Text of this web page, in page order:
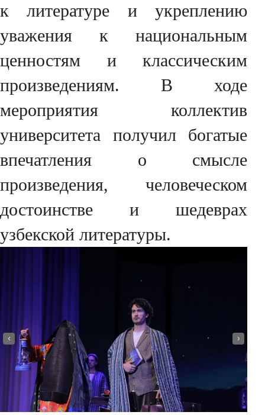
к литературе и укреплению
уважения к национальным
ценностям и классическим
произведениям. В ходе
мероприятия коллектив
университета получил богатые
впечатления о смысле
произведения, человеческом
достоинстве и шедеврах
узбекской литературы.
‹ ›